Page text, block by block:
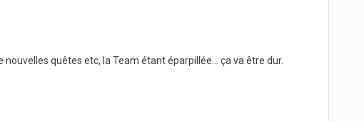
quêtes etc, la Team étant éparpillée... ça va être dur.